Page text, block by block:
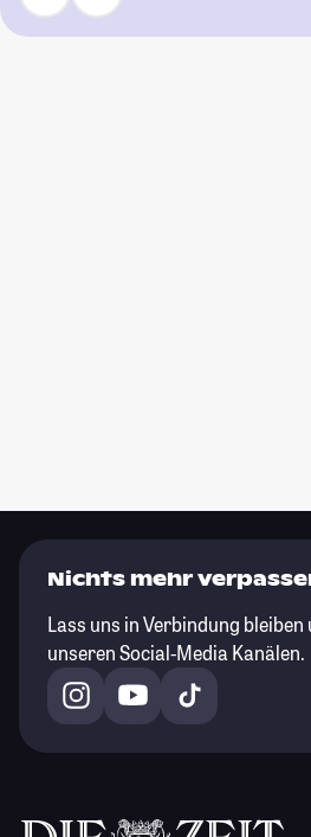
Nichts mehr
Lass uns in Verbindung
unseren Social-Media Kanälen.